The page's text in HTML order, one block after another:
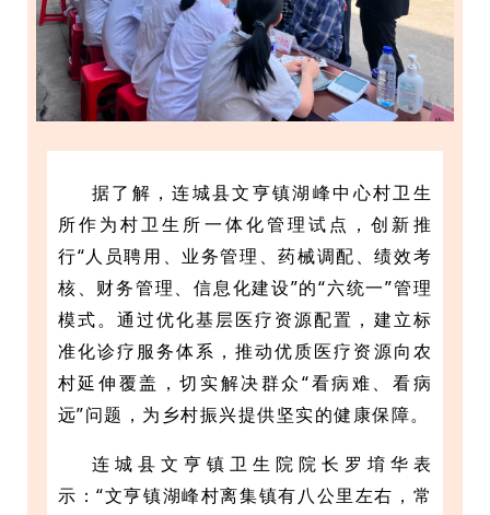
据了解，连城县文亨镇湖峰中心村卫生
所作为村卫生所一体化管理试点，创新推
行“人员聘用、业务管理、药械调配、绩效考
核、财务管理、信息化建设”的“六统一”管理
模式。通过优化基层医疗资源配置，建立标
准化诊疗服务体系，推动优质医疗资源向农
村延伸覆盖，切实解决群众“看病难、看病
远”问题，为乡村振兴提供坚实的健康保障。
连城县文亨镇卫生院院长罗堉华表
示：“文亨镇湖峰村离集镇有八公里左右，常